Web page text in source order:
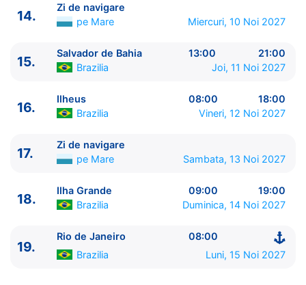
14.
Zi de navigare
pe Mare
Miercuri, 10 Noi 2027
15.
Salvador de Bahia 13:00
21:00
Brazilia
Joi, 11 Noi 2027
16.
Ilheus 08:00
18:00
Brazilia
Vineri, 12 Noi 2027
17.
Zi de navigare
pe Mare
Sambata, 13 Noi 2027
18.
Ilha Grande 09:00
19:00
Brazilia
Duminica, 14 Noi 2027
19.
Rio de Janeiro
08:00
Brazilia
Luni, 15 Noi 2027